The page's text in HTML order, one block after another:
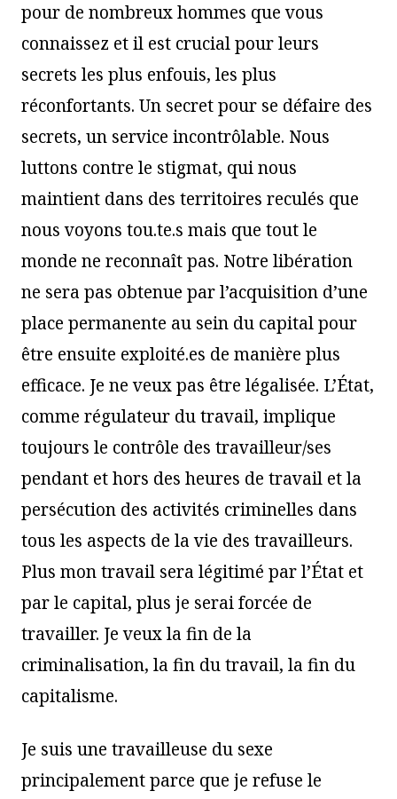
pour de nombreux hommes que vous
connaissez et il est crucial pour leurs
secrets les plus enfouis, les plus
réconfortants. Un secret pour se défaire des
secrets, un service incontrôlable. Nous
luttons contre le stigmat, qui nous
maintient dans des territoires reculés que
nous voyons tou.te.s mais que tout le
monde ne reconnaît pas. Notre libération
ne sera pas obtenue par l’acquisition d’une
place permanente au sein du capital pour
être ensuite exploité.es de manière plus
efficace. Je ne veux pas être légalisée. L’État,
comme régulateur du travail, implique
toujours le contrôle des travailleur/ses
pendant et hors des heures de travail et la
persécution des activités criminelles dans
tous les aspects de la vie des travailleurs.
Plus mon travail sera légitimé par l’État et
par le capital, plus je serai forcée de
travailler. Je veux la fin de la
criminalisation, la fin du travail, la fin du
capitalisme.
Je suis une travailleuse du sexe
principalement parce que je refuse le